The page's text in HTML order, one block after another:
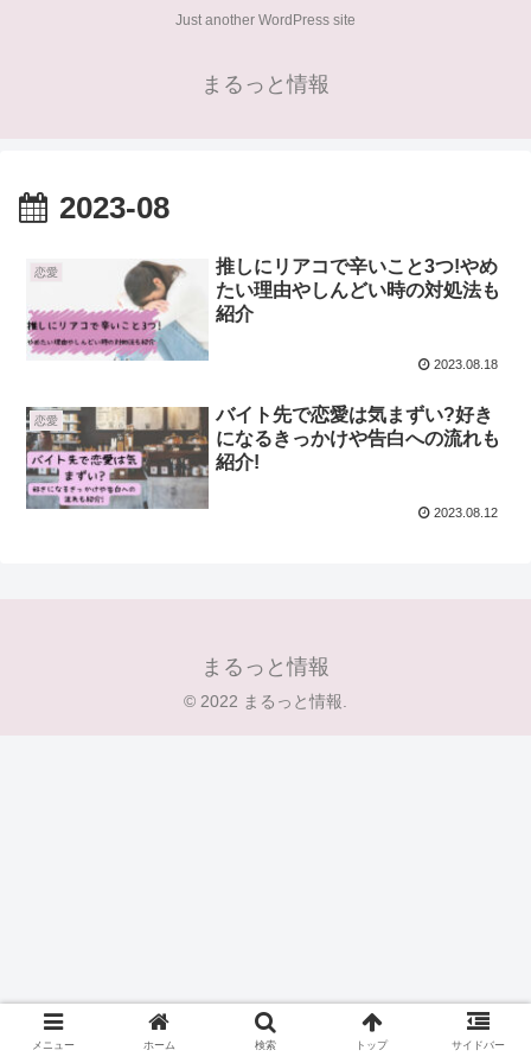
Just another WordPress site
まるっと情報
2023-08
恋愛
推しにリアコで辛いこと3つ!やめ
たい理由やしんどい時の対処法も
紹介
2023.08.18
恋愛
バイト先で恋愛は気まずい?好き
になるきっかけや告白への流れも
紹介!
2023.08.12
まるっと情報
© 2022 まるっと情報.
メニュー ホーム 検索 トップ サイドバー